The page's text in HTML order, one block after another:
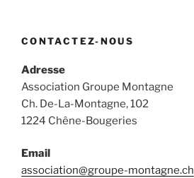
CONTACTEZ-NOUS
Adresse
Association Groupe Montagne
Ch. De-La-Montagne, 102
1224 Chêne-Bougeries
Email
association@groupe-montagne.ch